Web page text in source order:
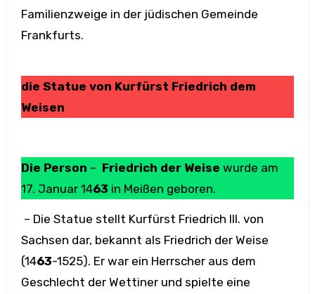
Familienzweige in der jüdischen Gemeinde
Frankfurts.
die Statue von Kurfürst Friedrich dem
Weisen
Die Person – Friedrich der Weise wurde am
17. Januar 1463 in Meißen geboren.
– Die Statue stellt Kurfürst Friedrich III. von
Sachsen dar, bekannt als Friedrich der Weise
(1463-1525). Er war ein Herrscher aus dem
Geschlecht der Wettiner und spielte eine